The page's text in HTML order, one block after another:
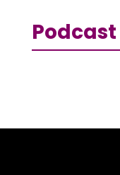
Podcast